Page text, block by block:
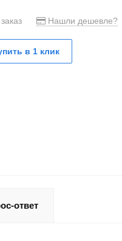
Нашли дешевле?
в 1 клик
ответ